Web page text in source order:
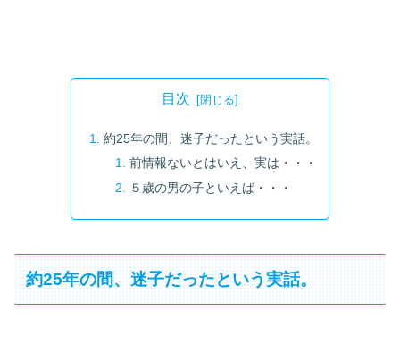
目次
約25年の間、迷子だったという実話。
前情報ないとはいえ、実は・・・
５歳の男の子といえば・・・
約25年の間、迷子だったという実話。